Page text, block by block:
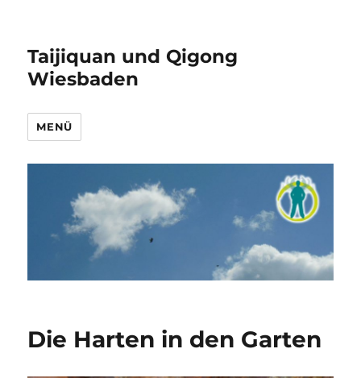
Taijiquan und Qigong
Wiesbaden
MENÜ
Die Harten in den Garten